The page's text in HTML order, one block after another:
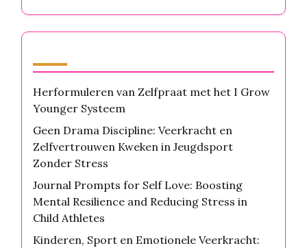
Herformuleren van Zelfpraat met het I Grow
Younger Systeem
Geen Drama Discipline: Veerkracht en
Zelfvertrouwen Kweken in Jeugdsport
Zonder Stress
Journal Prompts for Self Love: Boosting
Mental Resilience and Reducing Stress in
Child Athletes
Kinderen, Sport en Emotionele Veerkracht: